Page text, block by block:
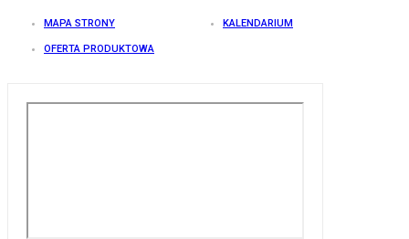
MAPA STRONY KALENDARIUM
OFERTA PRODUKTOWA